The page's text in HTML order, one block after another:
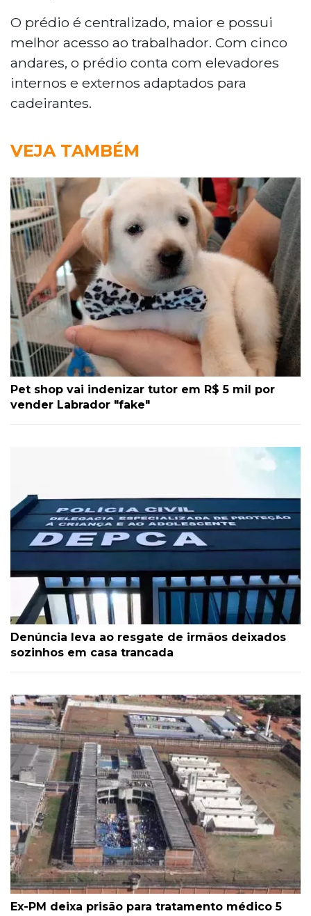
O prédio é centralizado, maior e possui
melhor acesso ao trabalhador. Com cinco
andares, o prédio conta com elevadores
internos e externos adaptados para
cadeirantes.
VEJA TAMBÉM
Pet shop vai indenizar tutor em R$ 5 mil por
vender Labrador "fake"
Denúncia leva ao resgate de irmãos deixados
sozinhos em casa trancada
Ex-PM deixa prisão para tratamento médico 5